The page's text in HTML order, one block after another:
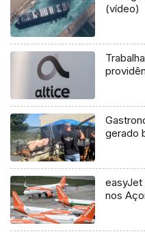
(vídeo)
gerado
easyJet
nos